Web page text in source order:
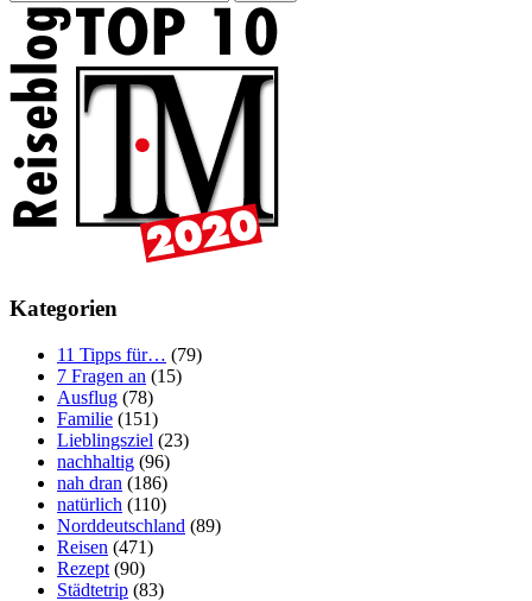
Kategorien
11 Tipps für… (79)
7 Fragen an (15)
Ausflug (78)
Familie (151)
Lieblingsziel (23)
nachhaltig (96)
nah dran (186)
natürlich (110)
Norddeutschland (89)
Reisen (471)
Rezept (90)
Städtetrip (83)